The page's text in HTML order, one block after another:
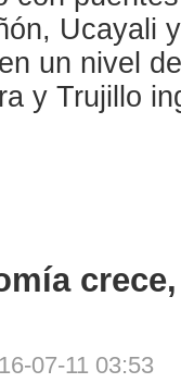
Ucayali
un nivel
y Trujillo
07-11 03:53